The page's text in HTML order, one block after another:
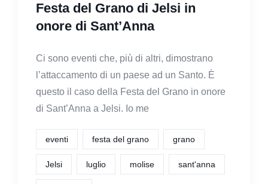
Festa del Grano di Jelsi in
onore di Sant’Anna
Ci sono eventi che, più di altri, dimostrano
l’attaccamento di un paese ad un Santo. È
questo il caso della Festa del Grano in onore
di Sant’Anna a Jelsi. Io me
eventi festa del grano grano
Jelsi luglio molise sant'anna